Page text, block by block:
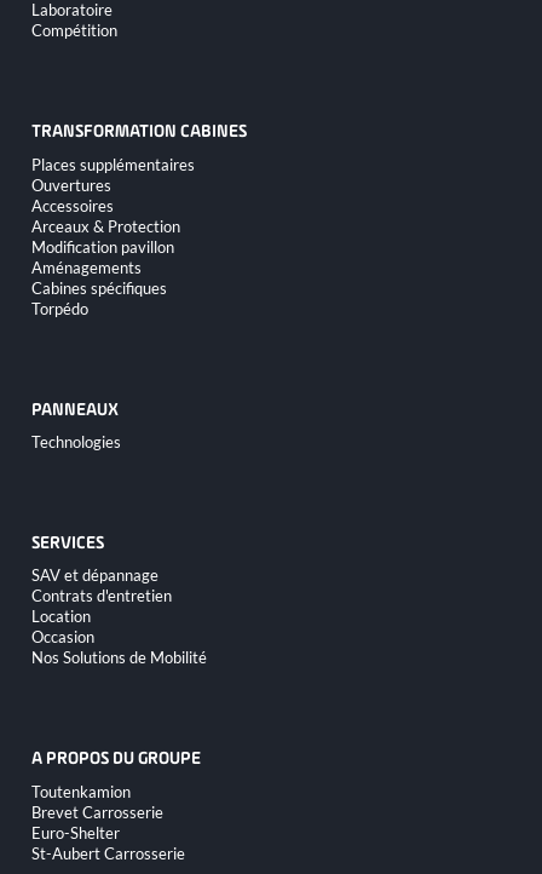
Laboratoire
Compétition
TRANSFORMATION CABINES
Aller
au
contenu
Places supplémentaires
Ouvertures
Accessoires
Arceaux & Protection
Modification pavillon
Aménagements
Cabines spécifiques
Torpédo
PANNEAUX
Aller
au
Technologies
SERVICES
Aller
au
contenu
SAV et dépannage
Contrats d'entretien
Location
Occasion
Nos Solutions de Mobilité
A PROPOS DU GROUPE
Aller
au
contenu
Toutenkamion
Brevet Carrosserie
Euro-Shelter
St-Aubert Carrosserie